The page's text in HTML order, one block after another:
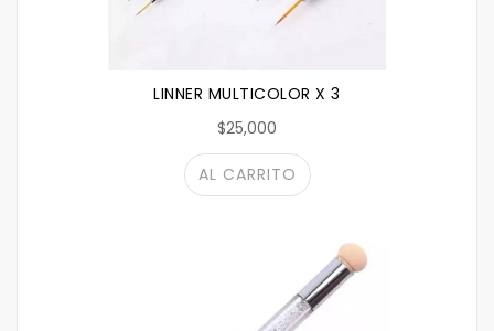
LINNER MULTICOLOR X 3
$25,000
AL CARRITO